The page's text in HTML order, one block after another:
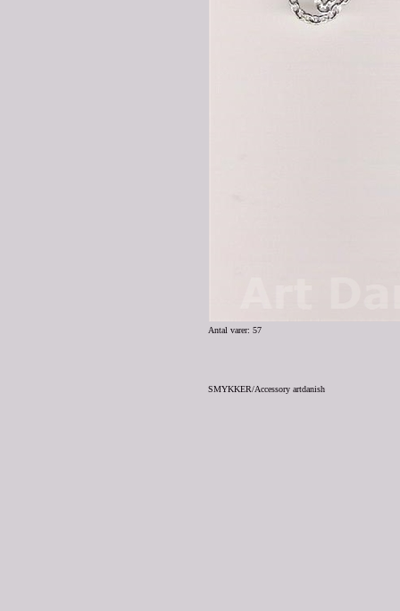
Antal varer: 57
SMYKKER/Accessory artdanish